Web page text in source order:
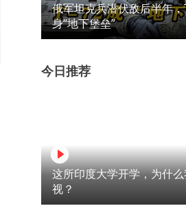
俄军坦克兵潜伏敌后半年
身“地下堡垒”
今日推荐
这所印度大学开学，为什
视？